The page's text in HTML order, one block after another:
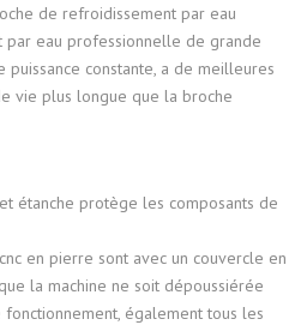
de refroidissement par eau
eau professionnelle de grande
puissance constante, a de meilleures
vie plus longue que la broche
étanche protège les composants de
en pierre sont avec un couvercle en
la machine ne soit dépoussiérée
également tous les